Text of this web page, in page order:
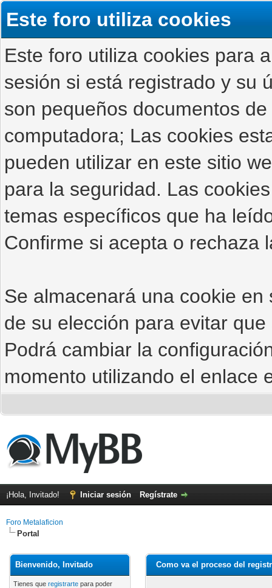
Este foro utiliza cookies
Este foro utiliza cookies para
sesión si está registrado y su
son pequeños documentos
computadora; Las cookies
pueden utilizar en este sitio
para la seguridad. Las
temas específicos que ha
Confirme si acepta o rechaza
Se almacenará una cookie
de su elección para evitar
Podrá cambiar la
momento utilizando el enlace
¡Hola, Invitado! Iniciar sesión Regístrate
Foro Metalaficion
Portal
Bienvenido, Invitado
Tienes que registrarte para poder
Como va el proceso del